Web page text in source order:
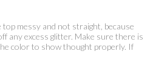
messy and not straight, because
any excess glitter. Make sure there is
color to show thought properly. If